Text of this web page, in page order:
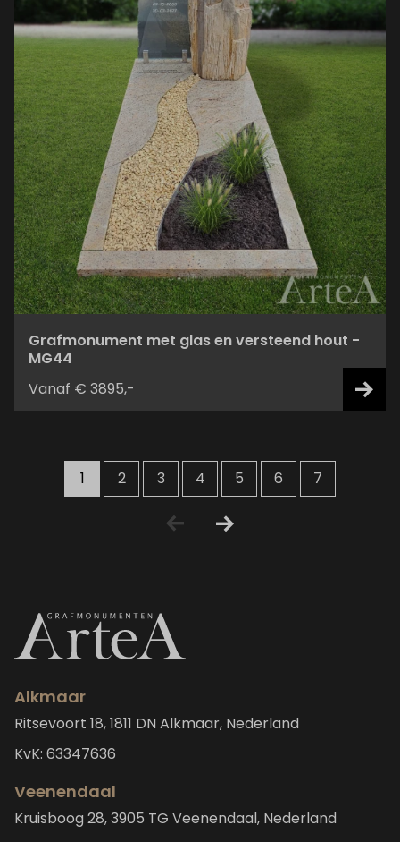
Grafmonument met glas en versteend hout -
MG44
Vanaf € 3895,-
1 2 3 4 5 6 7
Alkmaar
Ritsevoort 18, 1811 DN Alkmaar, Nederland
KvK: 63347636
Veenendaal
Kruisboog 28, 3905 TG Veenendaal, Nederland